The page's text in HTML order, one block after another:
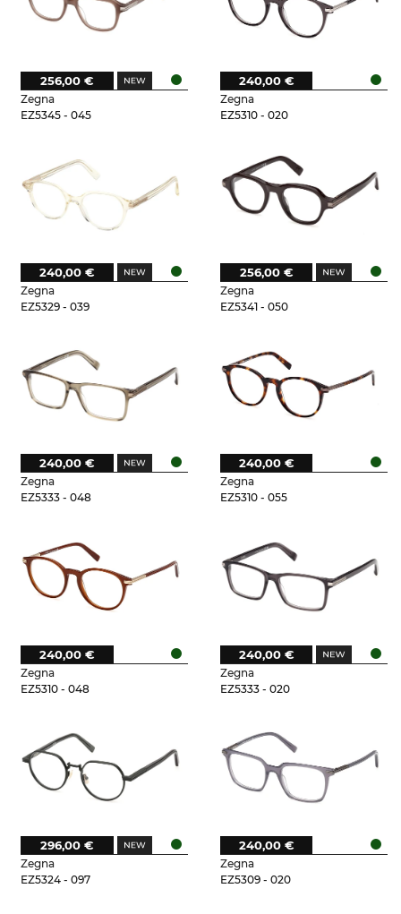
Zegna
EZ5345 - 045
256,00 €
Zegna
EZ5310 - 020
240,00 €
Zegna
EZ5329 - 039
240,00 €
Zegna
EZ5341 - 050
256,00 €
Zegna
EZ5333 - 048
240,00 €
Zegna
EZ5310 - 055
240,00 €
Zegna
EZ5310 - 048
240,00 €
Zegna
EZ5333 - 020
240,00 €
Zegna
EZ5324 - 097
296,00 €
Zegna
EZ5309 - 020
240,00 €